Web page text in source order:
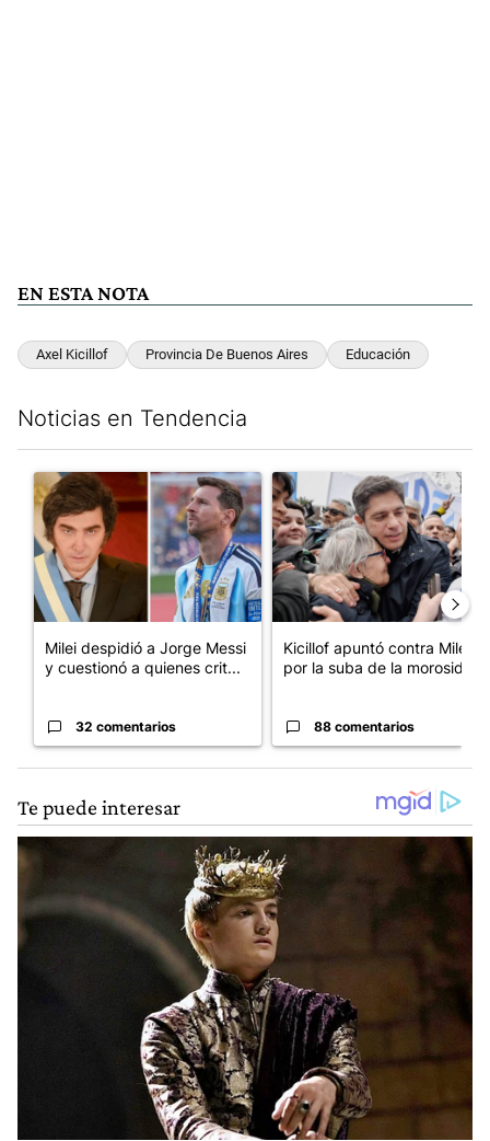
EN ESTA NOTA
Axel Kicillof Provincia De Buenos Aires Educación
Noticias en Tendencia
Un artículo de tendencia con el título "Milei despidió a Jorge
Milei despidió a Jorge Messi
y cuestionó a quienes crit...
32 comentarios
Un artículo de tendencia con
Kicillof apuntó contra Milei
por la suba de la morosida...
88 comentarios